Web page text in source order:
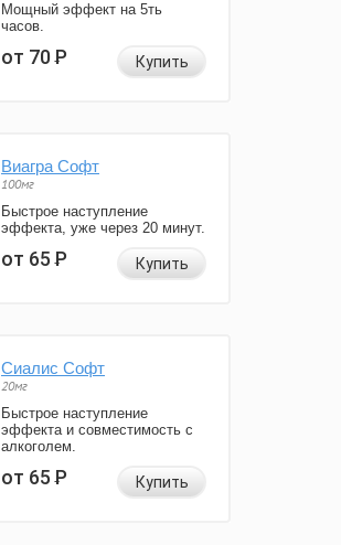
Мощный эффект на 5ть
часов.
от 70Р Купить
Виагра Софт
100мг
Быстрое наступление
эффекта, уже через 20 минут.
от 65Р Купить
Сиалис Софт
20мг
Быстрое наступление
эффекта и совместимость с
алкоголем.
от 65Р Купить